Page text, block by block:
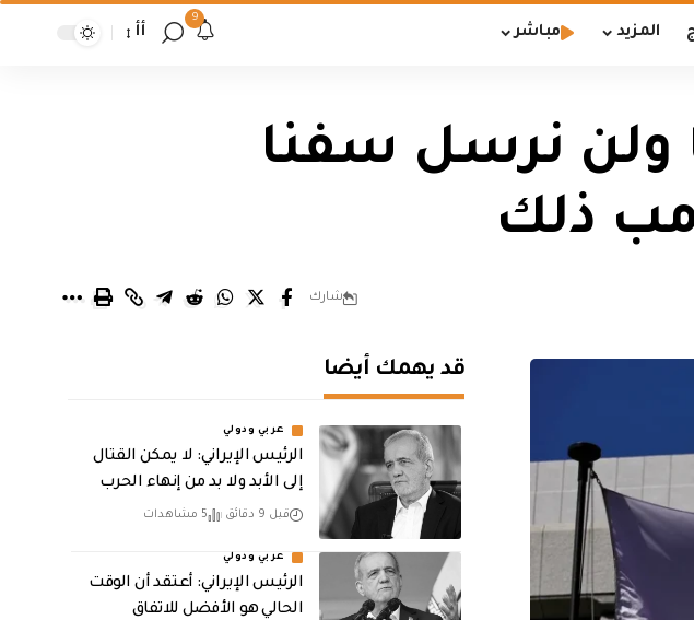
المزيد مباشر
9
أأ
ولن نرسل سفنا
ذلك
شارك
قد يهمك أيضا
عربي ودولي
الرئيس الإيراني: لا يمكن القتال
إلى الأبد ولا بد من إنهاء الحرب
قبل 9 دقائق 5 مشاهدات
عربي ودولي
الرئيس الإيراني: أعتقد أن الوقت
الحالي هو الأفضل للاتفاق